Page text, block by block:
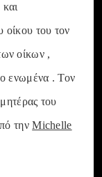
του τον
οίκων ,
ενωμένα . Τον
του
τηνMichelle